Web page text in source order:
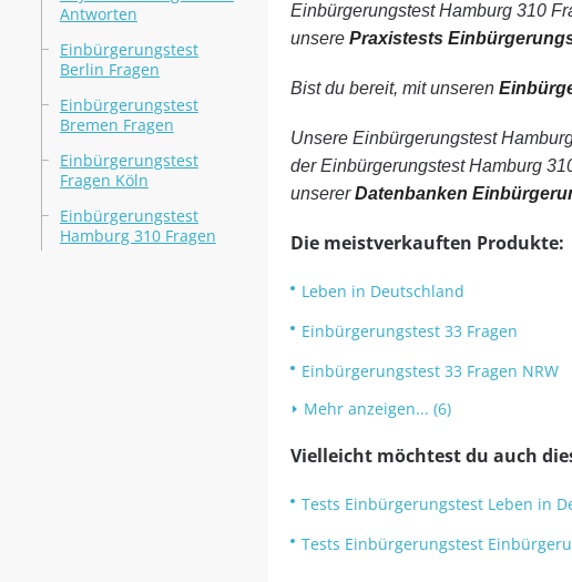
Antworten
Einbürgerungstest
Berlin Fragen
Einbürgerungstest
Bremen Fragen
Einbürgerungstest
Fragen Köln
Einbürgerungstest
Hamburg 310 Fragen
Einbürgerungstest Hamburg 310
unsere Praxistests
Bist du bereit, mit unseren
Unsere Einbürgerungstest
der Einbürgerungstest Hamburg
unsererDatenbanken
Die meistverkauften Produkte:
Leben in Deutschland
Einbürgerungstest 33 Fragen
Einbürgerungstest 33 Fragen NRW
Mehr anzeigen... (6)
Vielleicht möchtest du auch
Tests Einbürgerungstest Leben in
Tests Einbürgerungstest